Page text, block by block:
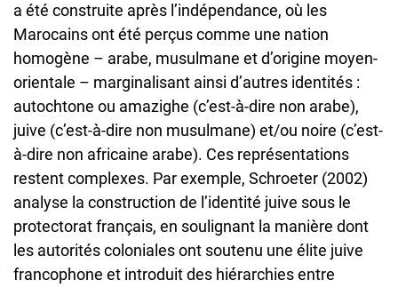
a été construite après l’indépendance, où les
Marocains ont été perçus comme une nation
homogène – arabe, musulmane et d’origine moyen-
orientale – marginalisant ainsi d’autres identités :
autochtone ou amazighe (c’est-à-dire non arabe),
juive (c’est-à-dire non musulmane) et/ou noire (c’est-
à-dire non africaine arabe). Ces représentations
restent complexes. Par exemple, Schroeter (2002)
analyse la construction de l’identité juive sous le
protectorat français, en soulignant la manière dont
les autorités coloniales ont soutenu une élite juive
francophone et introduit des hiérarchies entre